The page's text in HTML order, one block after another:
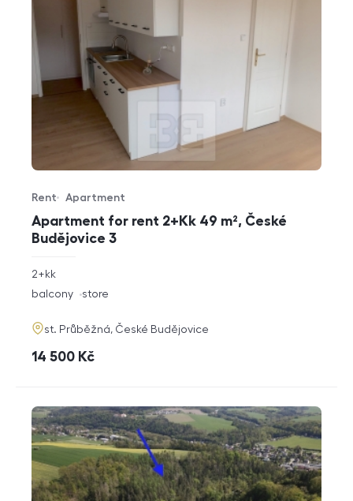
Apartment for rent 2+Kk 49 m², České
Budějovice 3
Offer type
Rent
Property type
Apartment
rozměry
2+kk
funkce
balcony store
adresa
st. Průběžná, České Budějovice
cena
14 500 Kč